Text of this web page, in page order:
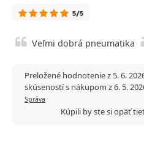
5/5
Veľmi dobrá pneumatika
Preložené hodnotenie z 5. 6.
skúseností s nákupom z 6. 5.
Správa
Kúpili by ste si opäť